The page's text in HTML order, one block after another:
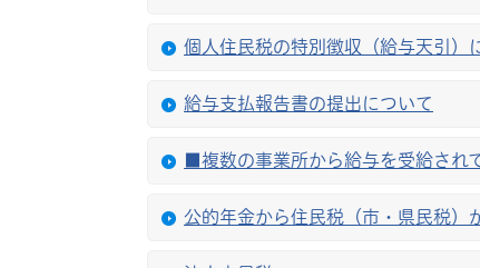
個人住民税の特別徴収（給与天引）
給与支払報告書の提出について
■複数の事業所から給与を受給され
公的年金から住民税（市・県民税）